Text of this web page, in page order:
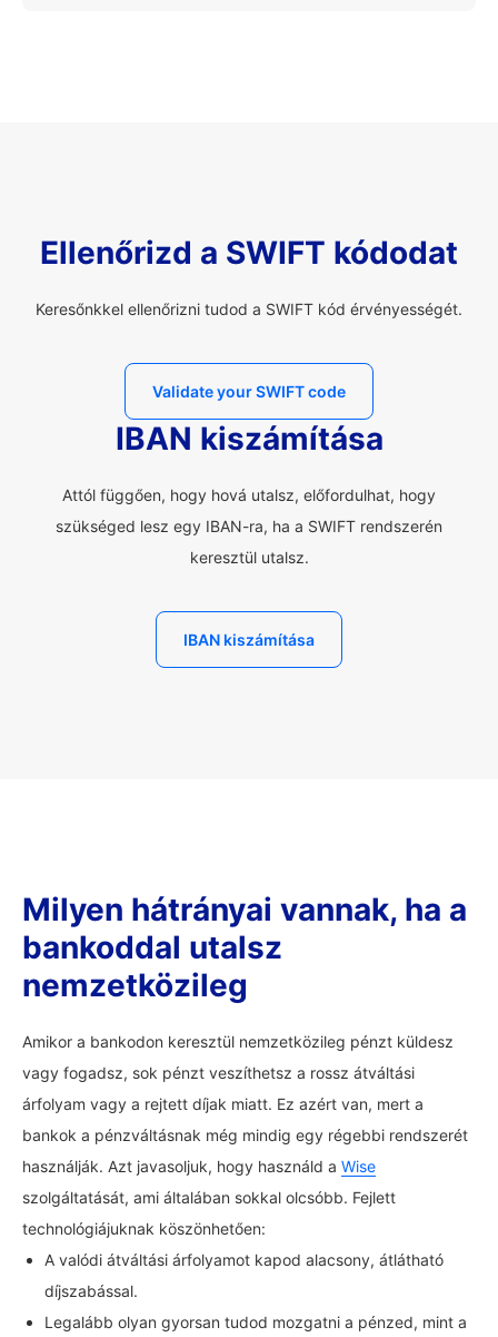
Ellenőrizd a SWIFT kódodat
Keresőnkkel ellenőrizni tudod a SWIFT kód érvényességét.
Validate your SWIFT code
IBAN kiszámítása
Attól függően, hogy hová utalsz, előfordulhat, hogy
szükséged lesz egy IBAN-ra, ha a SWIFT rendszerén
keresztül utalsz.
IBAN kiszámítása
Milyen hátrányai vannak, ha a
bankoddal utalsz
nemzetközileg
Amikor a bankodon keresztül nemzetközileg pénzt küldesz
vagy fogadsz, sok pénzt veszíthetsz a rossz átváltási
árfolyam vagy a rejtett díjak miatt. Ez azért van, mert a
bankok a pénzváltásnak még mindig egy régebbi rendszerét
használják. Azt javasoljuk, hogy használd a Wise
szolgáltatását, ami általában sokkal olcsóbb. Fejlett
technológiájuknak köszönhetően:
A valódi átváltási árfolyamot kapod alacsony, átlátható
díjszabással.
Legalább olyan gyorsan tudod mozgatni a pénzed, mint a